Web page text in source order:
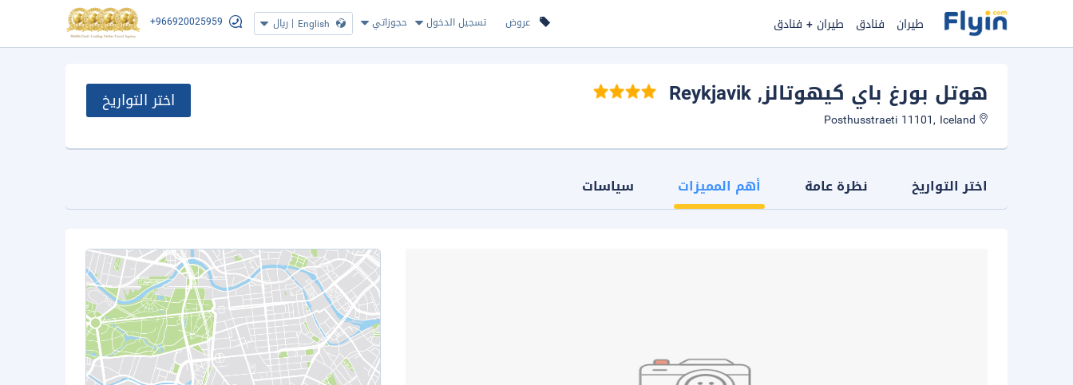
عروض تسجيل الدخول حجوزاتي English
| ريال +966920025959 طيران فنادق طيران + فنادق
هوتل بورغ باي كيهوتالز, Reykjavik اختر التواريخ
اختر التواريخ نظرة عامة أهم المميزات سياسات